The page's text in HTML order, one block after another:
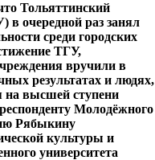
Тольяттинский
в очередной раз занял
среди городских
ТГУ,
вручили в
результатах и людях,
на высшей ступени
Молодёжного
Рябыкину
культуры и
университета